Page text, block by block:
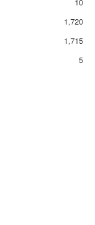
1,720
1,715
5